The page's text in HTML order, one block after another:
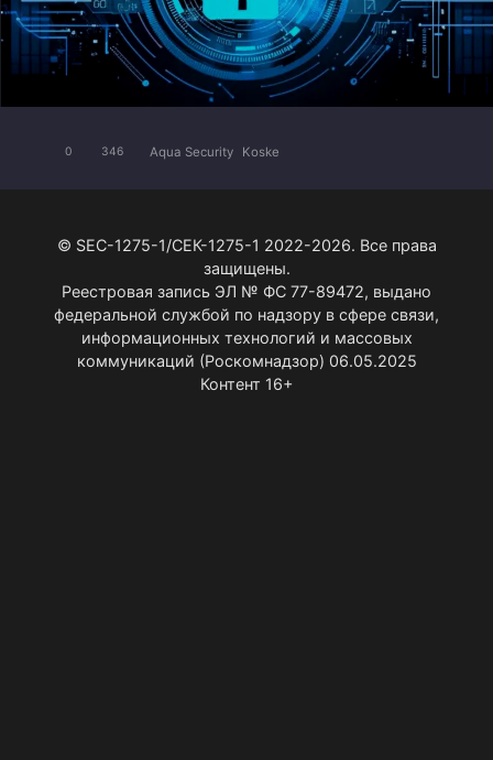
0 346 Aqua Security Koske
© SEC-1275-1/СЕК-1275-1 2022-2026. Все права
защищены.
Реестровая запись ЭЛ № ФС 77-89472, выдано
федеральной службой по надзору в сфере связи,
информационных технологий и массовых
коммуникаций (Роскомнадзор) 06.05.2025
Контент 16+